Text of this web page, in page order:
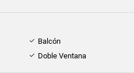
Balcón
Doble Ventana